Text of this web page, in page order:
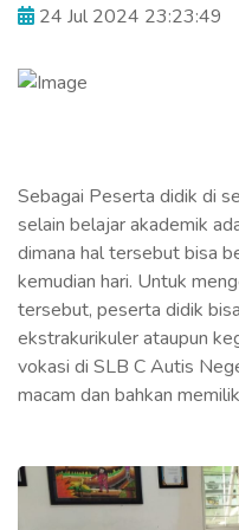
24 Jul 2024 23:23:49
Sebagai Peserta didik di
selain belajar akademik
dimana hal tersebut bisa
kemudian hari. Untuk
tersebut, peserta didik
ekstrakurikuler ataupun
vokasi di SLB C Autis
macam dan bahkan